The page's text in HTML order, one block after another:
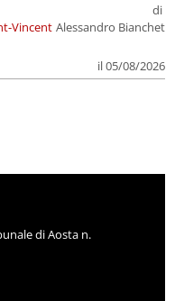
Vincent
di
Alessandro Bianchet
il 05/08/2026
di Aosta n.